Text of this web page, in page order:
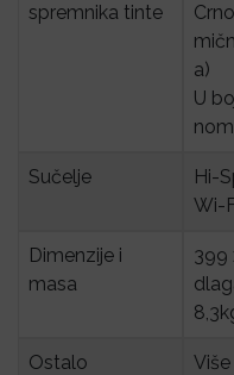
spremnika tinte
a)
U
Sučelje
Hi-
Wi-
Dimenzije i
masa
399
Ostalo